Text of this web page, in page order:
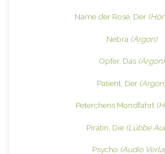
Name der Rose, Der
Nebra (Argon)
Opfer, Das (Argon)
Patient, Der
Peterchens Mondfahrt
Piratin, Die (Lübbe
Psycho (Audio